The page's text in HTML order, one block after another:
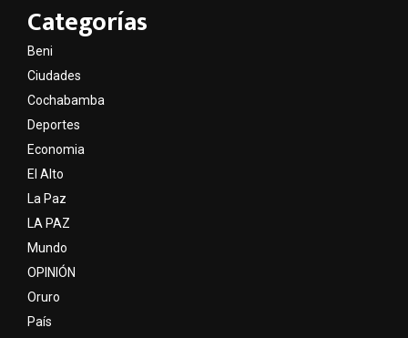
Categorías
Beni
Ciudades
Cochabamba
Deportes
Economia
El Alto
La Paz
LA PAZ
Mundo
OPINIÓN
Oruro
País